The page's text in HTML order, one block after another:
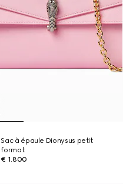
Sac à épaule Dionysus petit
format
€ 1.800